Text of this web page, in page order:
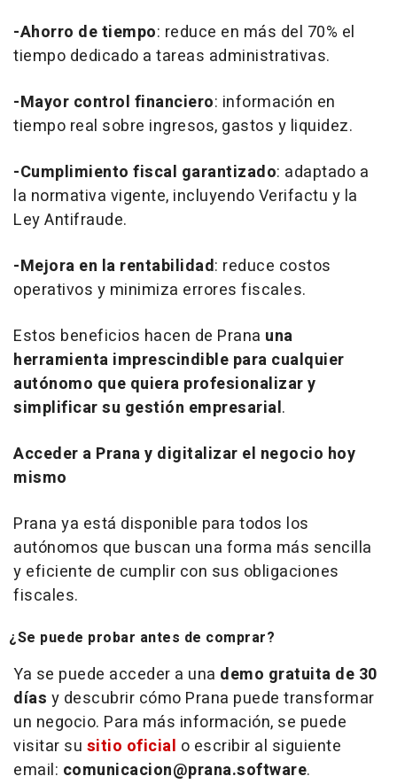
-Ahorro de tiempo: reduce en más del 70% el
tiempo dedicado a tareas administrativas.
-Mayor control financiero: información en
tiempo real sobre ingresos, gastos y liquidez.
-Cumplimiento fiscal garantizado: adaptado a
la normativa vigente, incluyendo Verifactu y la
Ley Antifraude.
-Mejora en la rentabilidad: reduce costos
operativos y minimiza errores fiscales.
Estos beneficios hacen de Prana una
herramienta imprescindible para cualquier
autónomo que quiera profesionalizar y
simplificar su gestión empresarial.
Acceder a Prana y digitalizar el negocio hoy
mismo
Prana ya está disponible para todos los
autónomos que buscan una forma más sencilla
y eficiente de cumplir con sus obligaciones
fiscales.
¿Se puede probar antes de comprar?
Ya se puede acceder a una demo gratuita de 30
días y descubrir cómo Prana puede transformar
un negocio. Para más información, se puede
visitar su sitio oficial o escribir al siguiente
email: comunicacion@prana.software.